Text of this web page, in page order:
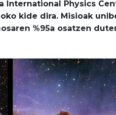
International Physics
kide dira. Misioak
%95a osatzen